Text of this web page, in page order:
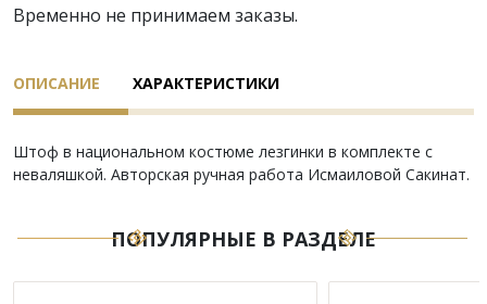
Временно не принимаем заказы.
ОПИСАНИЕ ХАРАКТЕРИСТИКИ
Штоф в национальном костюме лезгинки в комплекте с
неваляшкой. Авторская ручная работа Исмаиловой Сакинат.
ПОПУЛЯРНЫЕ В РАЗДЕЛЕ